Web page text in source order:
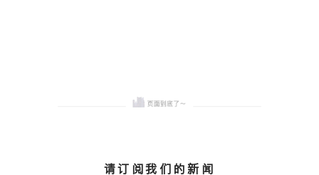
请订阅我们的新闻